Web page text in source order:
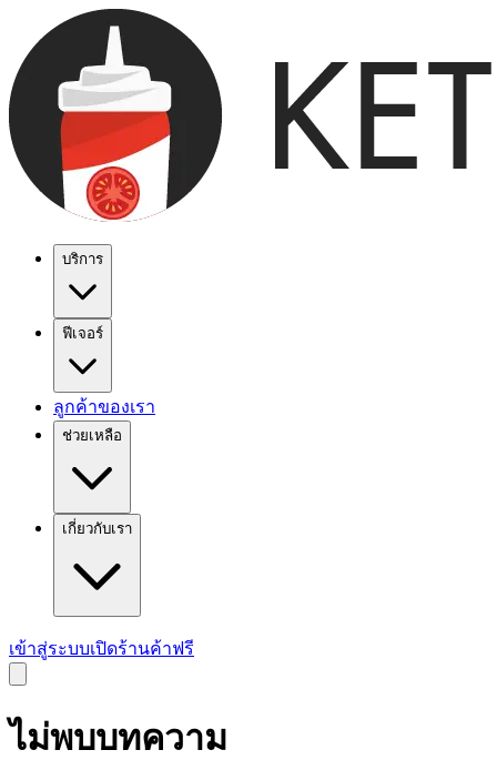
บริการ
ฟีเจอร์
ลูกค้าของเรา
ช่วยเหลือ
เกี่ยวกับเรา
เข้าสู่ระบบเปิดร้านค้าฟรี
ไม่พบบทความ